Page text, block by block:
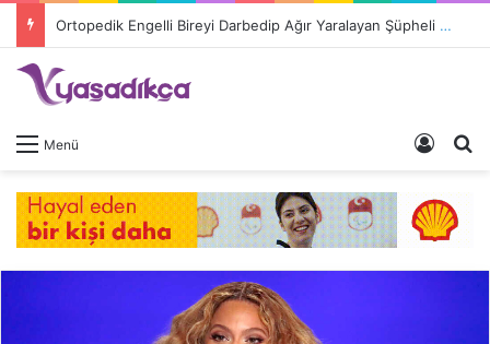
Ortopedik Engelli Bireyi Darbedip Ağır Yaralayan Şüpheli Tutuklandı
Menü Giriş